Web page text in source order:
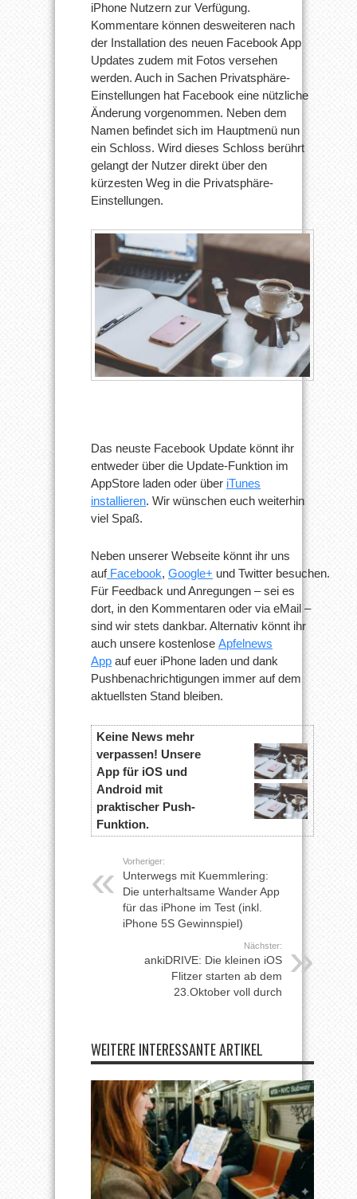
iPhone Nutzern zur Verfügung.
Kommentare können desweiteren nach
der Installation des neuen Facebook App
Updates zudem mit Fotos versehen
werden. Auch in Sachen Privatsphäre-
Einstellungen hat Facebook eine nützliche
Änderung vorgenommen. Neben dem
Namen befindet sich im Hauptmenü nun
ein Schloss. Wird dieses Schloss berührt
gelangt der Nutzer direkt über den
kürzesten Weg in die Privatsphäre-
Einstellungen.
Das neuste Facebook Update könnt ihr
entweder über die Update-Funktion im
AppStore laden oder über iTunes
installieren. Wir wünschen euch weiterhin
viel Spaß.
Neben unserer Webseite könnt ihr uns
aufFacebook, Google+ und Twitter besuchen.
Für Feedback und Anregungen – sei es
dort, in den Kommentaren oder via eMail –
sind wir stets dankbar. Alternativ könnt ihr
auch unsere kostenlose Apfelnews
App auf euer iPhone laden und dank
Pushbenachrichtigungen immer auf dem
aktuellsten Stand bleiben.
Keine News mehr
verpassen! Unsere
App für iOS und
Android mit
praktischer Push-
Funktion.
Vorheriger:
Unterwegs mit Kuemmlering:
Die unterhaltsame Wander App
für das iPhone im Test (inkl.
iPhone 5S Gewinnspiel)
Nächster:
ankiDRIVE: Die kleinen iOS
Flitzer starten ab dem
23.Oktober voll durch
WEITERE INTERESSANTE ARTIKEL